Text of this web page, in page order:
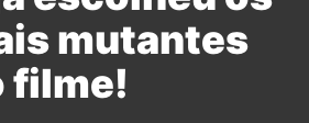
mutantes
filme!